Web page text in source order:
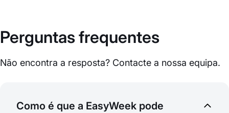
Perguntas frequentes
Não encontra a resposta? Contacte a nossa equipa.
Como é que a EasyWeek pode